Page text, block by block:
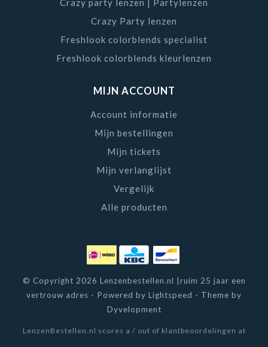
Crazy party lenzen | Partylenzen
Crazy Party lenzen
Freshlook colorblends specialist
Freshlook colorblends kleurlenzen
MIJN ACCOUNT
Account informatie
Mijn bestellingen
Mijn tickets
Mijn verlanglijst
Vergelijk
Alle producten
© Copyright 2026 Lenzenbestellen.nl |ruim 25 jaar een
vertrouw adres - Powered by Lightspeed - Theme by
Dyvelopment
LenzenBestellen.nl scores a / out of klantbeoordelingen at